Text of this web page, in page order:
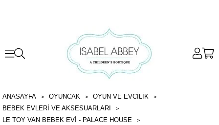
ANASAYFA OYUNCAK
OYUN VE EVCILIK
BEBEK EVLERI VE AKSESUARLARI
LE TOY VAN BEBEK EVI - PALACE HOUSE